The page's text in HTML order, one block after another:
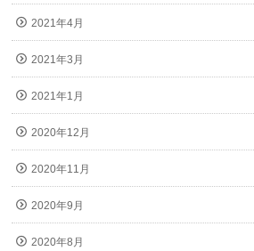
2021年4月
2021年3月
2021年1月
2020年12月
2020年11月
2020年9月
2020年8月